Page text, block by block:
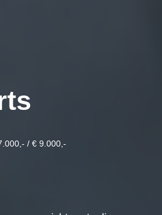
/ € 9.000,-